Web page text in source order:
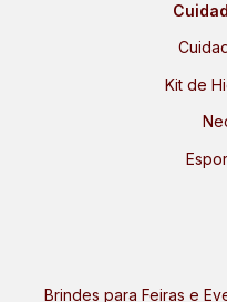
Kit de
Brindes para Feiras e